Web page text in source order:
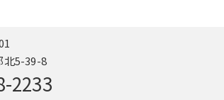
北5-39-8
2233